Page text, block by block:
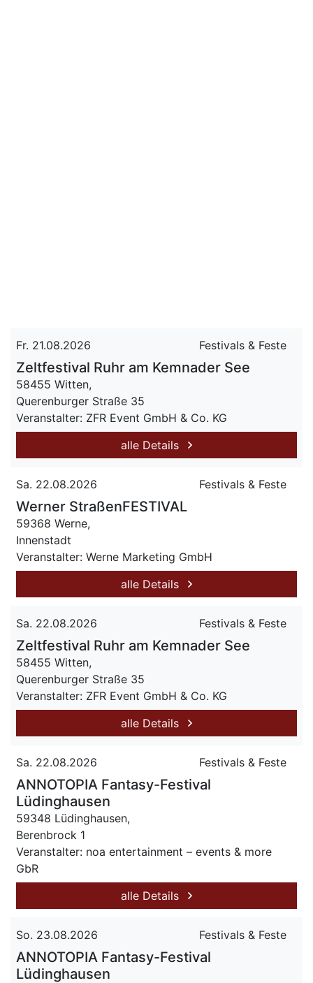
Fr. 21.08.2026 Festivals & Feste
Zeltfestival Ruhr am Kemnader See
58455 Witten,
Querenburger Straße 35
Veranstalter: ZFR Event GmbH & Co. KG
alle Details
Sa. 22.08.2026 Festivals & Feste
Werner StraßenFESTIVAL
59368 Werne,
Innenstadt
Veranstalter: Werne Marketing GmbH
alle Details
Sa. 22.08.2026 Festivals & Feste
Zeltfestival Ruhr am Kemnader See
58455 Witten,
Querenburger Straße 35
Veranstalter: ZFR Event GmbH & Co. KG
alle Details
Sa. 22.08.2026 Festivals & Feste
ANNOTOPIA Fantasy-Festival
Lüdinghausen
59348 Lüdinghausen,
Berenbrock 1
Veranstalter: noa entertainment – events & more
GbR
alle Details
So. 23.08.2026 Festivals & Feste
ANNOTOPIA Fantasy-Festival
Lüdinghausen